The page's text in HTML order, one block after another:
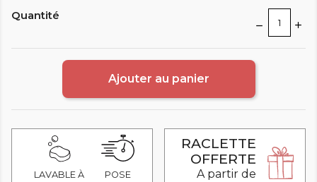
Quantité
Ajouter au panier
LAVABLE À
POSE
RACLETTE
OFFERTE
A partir de